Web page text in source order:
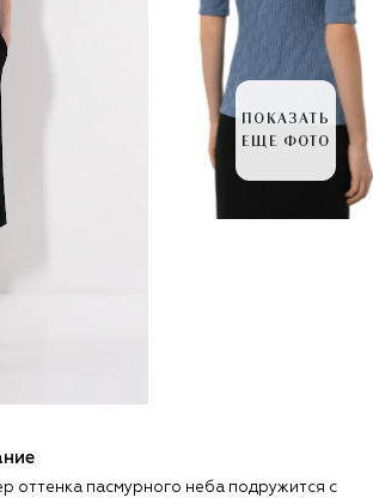
ПОКАЗАТЬ
ЕЩЕ ФОТО
оттенка пасмурного неба подружится с